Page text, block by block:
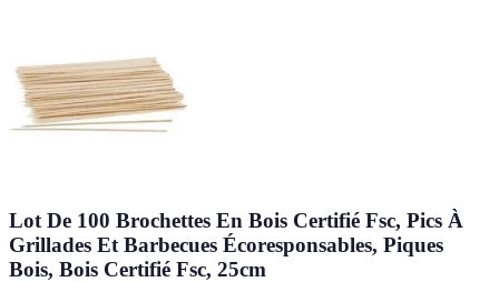
Lot De 100 Brochettes En Bois Certifié Fsc, Pics À
Grillades Et Barbecues Écoresponsables, Piques
Bois, Bois Certifié Fsc, 25cm